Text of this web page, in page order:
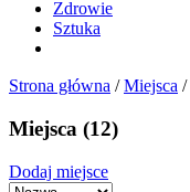
Zdrowie
Sztuka
Strona główna /Miejsca /
Miejsca (12)
Dodaj miejsce